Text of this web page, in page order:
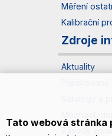
Měření
Kalibrační
Zdroje
Aktuality
Zásady
Tato webová stránka